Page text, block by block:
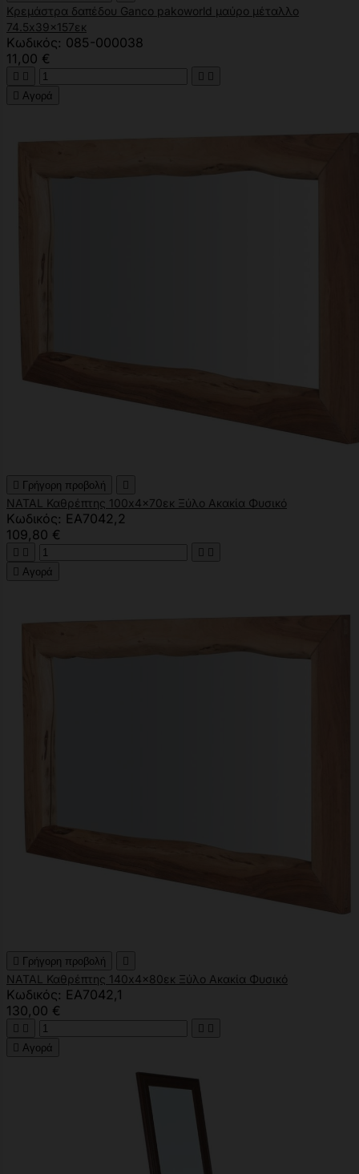
Κρεμάστρα δαπέδου Ganco pakoworld μαύρο μέταλλο
74.5x39x157εκ
Κωδικός: 085-000038
11,00 €
   
 Αγορά
 Γρήγορη προβολή 
NATAL Καθρέπτης 100x4x70εκ Ξύλο Ακακία Φυσικό
Κωδικός: ΕΑ7042,2
109,80 €
   
 Αγορά
 Γρήγορη προβολή 
NATAL Καθρέπτης 140x4x80εκ Ξύλο Ακακία Φυσικό
Κωδικός: ΕΑ7042,1
130,00 €
   
 Αγορά